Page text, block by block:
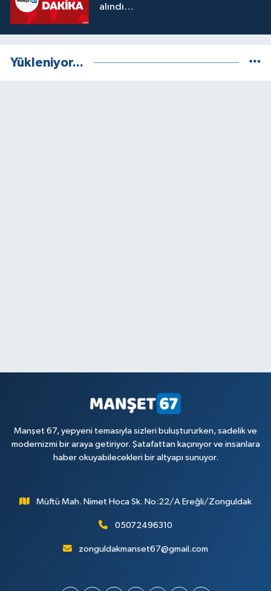
alındı…
Yükleniyor...
Manşet 67, yepyeni temasıyla sizleri buluştururken, sadelik ve
modernizmi bir araya getiriyor. Şatafattan kaçınıyor ve insanlara
haber okuyabilecekleri bir altyapı sunuyor.
Müftü Mah. Nimet Hoca Sk. No:22/A Ereğli/Zonguldak
05072496310
zonguldakmanset67@gmail.com